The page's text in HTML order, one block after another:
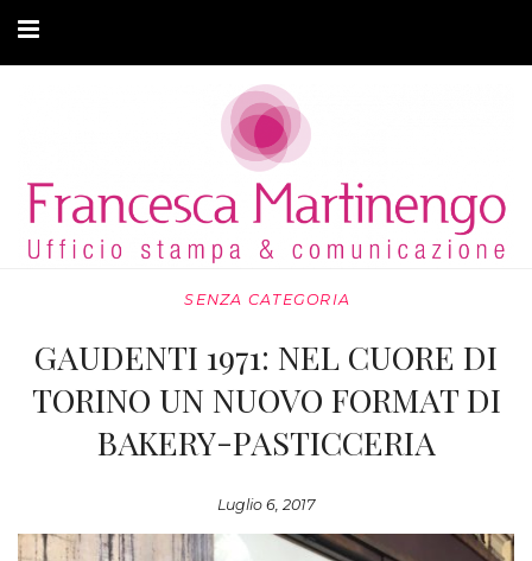
ARTICOLI
MODA ADATTIVA
PRIVACY
SENZA CATEGORIA
GAUDENTI 1971: NEL CUORE DI
TORINO UN NUOVO FORMAT DI
BAKERY-PASTICCERIA
Luglio 6, 2017